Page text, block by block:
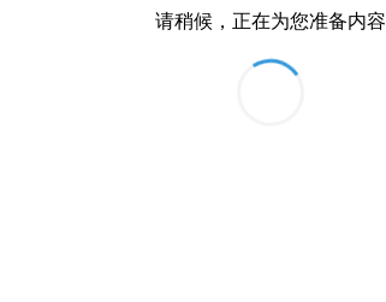
请稍候，正在为您准备内容